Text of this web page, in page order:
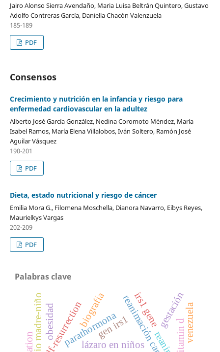
Jairo Alonso Sierra Avendaño, Maria Luisa Beltrán Quintero, Gustavo
Adolfo Contreras García, Daniella Chacón Valenzuela
185-189
PDF
Consensos
Crecimiento y nutrición en la infancia y riesgo para
enfermedad cardiovascular en la adultez
Alberto José García González, Nedina Coromoto Méndez, María
Isabel Ramos, María Elena Villalobos, Iván Soltero, Ramón José
Aguilar Vásquez
190-201
PDF
Dieta, estado nutricional y riesgo de cáncer
Emilia Mora G., Filomena Moschella, Dianora Navarro, Eibys Reyes,
Maurielkys Vargas
202-209
PDF
Palabras clave
lázaro en niños
self-resurrectionparathormona gestación
vitamin d
biografía venezuela
gen irs1
obesidad irs1 gene